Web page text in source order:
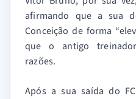
afirmando que a sua
Conceição de forma
que o antigo
razões.
Após a sua saída do